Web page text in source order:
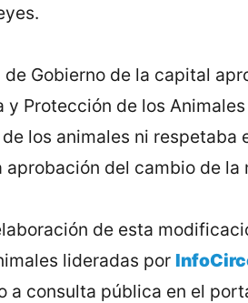
de Gobierno de la capital
y Protección de los
los animales ni
aprobación del cambio de
de esta
lideradas por
a consulta pública en el